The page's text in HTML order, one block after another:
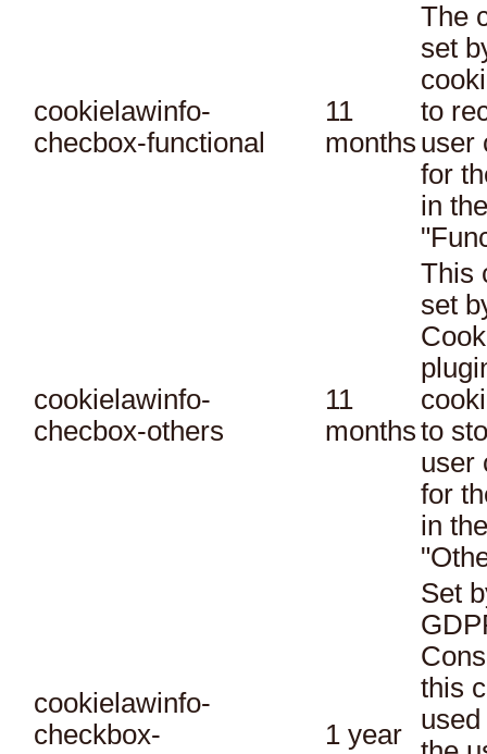
cookielawinfo-
checbox-functional
11
months
The
set
to
user
for
in
cookielawinfo-
checbox-others
11
months
This
set
to
user
for
in
cookielawinfo-
checkbox-
1 year
Set
this